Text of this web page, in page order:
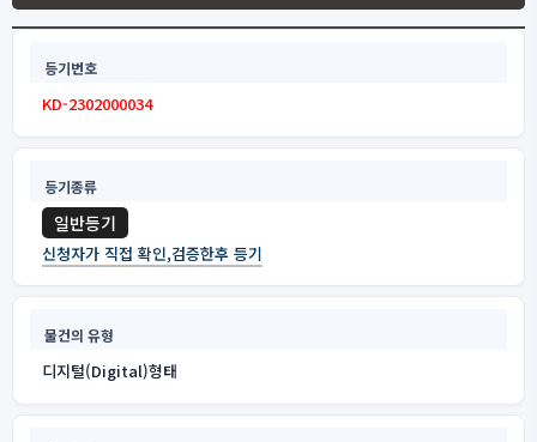
등기번호
KD-2302000034
등기종류
일반등기
신청자가 직접 확인,검증한후 등기
물건의 유형
디지털(Digital)형태